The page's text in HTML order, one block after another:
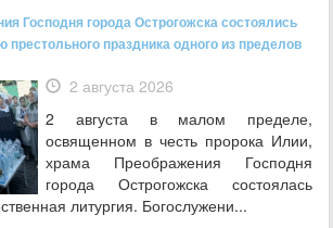
Господня города Острогожска состоялись
престольного праздника одного из пределов
2 августа 2026
2 августа в малом пределе,
освященном в честь пророка Илии,
храма Преображения Господня
города Острогожска состоялась
литургия. Богослужени...